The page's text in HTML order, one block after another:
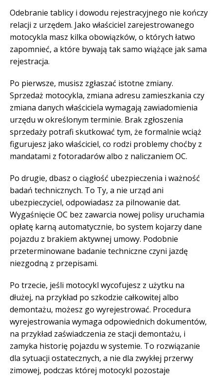
Odebranie tablicy i dowodu rejestracyjnego nie kończy
relacji z urzędem. Jako właściciel zarejestrowanego
motocykla masz kilka obowiązków, o których łatwo
zapomnieć, a które bywają tak samo wiążące jak sama
rejestracja.
Po pierwsze, musisz zgłaszać istotne zmiany.
Sprzedaż motocykla, zmiana adresu zamieszkania czy
zmiana danych właściciela wymagają zawiadomienia
urzędu w określonym terminie. Brak zgłoszenia
sprzedaży potrafi skutkować tym, że formalnie wciąż
figurujesz jako właściciel, co rodzi problemy choćby z
mandatami z fotoradarów albo z naliczaniem OC.
Po drugie, dbasz o ciągłość ubezpieczenia i ważność
badań technicznych. To Ty, a nie urząd ani
ubezpieczyciel, odpowiadasz za pilnowanie dat.
Wygaśnięcie OC bez zawarcia nowej polisy uruchamia
opłatę karną automatycznie, bo system kojarzy dane
pojazdu z brakiem aktywnej umowy. Podobnie
przeterminowane badanie techniczne czyni jazdę
niezgodną z przepisami.
Po trzecie, jeśli motocykl wycofujesz z użytku na
dłużej, na przykład po szkodzie całkowitej albo
demontażu, możesz go wyrejestrować. Procedura
wyrejestrowania wymaga odpowiednich dokumentów,
na przykład zaświadczenia ze stacji demontażu, i
zamyka historię pojazdu w systemie. To rozwiązanie
dla sytuacji ostatecznych, a nie dla zwykłej przerwy
zimowej, podczas której motocykl pozostaje